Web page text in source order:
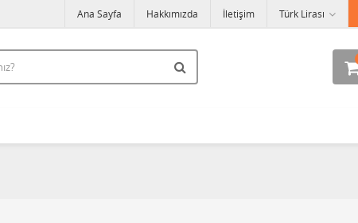
Türk Lirası
Ana Sayfa Hakkımızda İletişim